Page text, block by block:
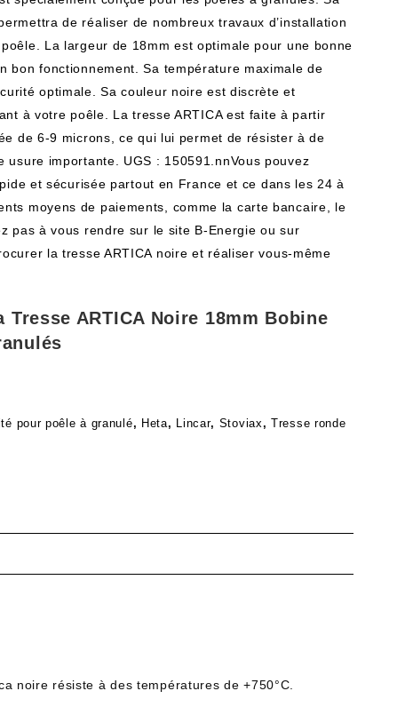
de réaliser de nombreux travaux d’installation
La largeur de 18mm est optimale pour une bonne
bon fonctionnement. Sa température maximale de
optimale. Sa couleur noire est discrète et
à votre poêle. La tresse ARTICA est faite à partir
de 6-9 microns, ce qui lui permet de résister à de
usure importante. UGS : 150591.nnVous pouvez
et sécurisée partout en France et ce dans les 24 à
moyens de paiements, comme la carte bancaire, le
pas à vous rendre sur le site B-Energie ou sur
la tresse ARTICA noire et réaliser vous-même
Tresse ARTICA Noire 18mm Bobine
pour poêle à granulé, Heta, Lincar, Stoviax,Tresse ronde
noire résiste à des températures de +750°C.